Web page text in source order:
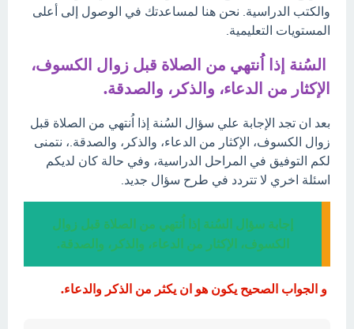
والكتب الدراسية. نحن هنا لمساعدتك في الوصول إلى أعلى
المستويات التعليمية.
السُنة إذا اُنتهي من الصلاة قبل زوال الكسوف،
الإكثار من الدعاء، والذكر، والصدقة.
بعد ان تجد الإجابة علي سؤال السُنة إذا اُنتهي من الصلاة قبل
زوال الكسوف، الإكثار من الدعاء، والذكر، والصدقة.، نتمنى
لكم التوفيق في المراحل الدراسية، وفي حالة كان لديكم
اسئلة اخري لا تتردد في طرح سؤال جديد.
إجابة سؤال السُنة إذا اُنتهي من الصلاة قبل زوال
الكسوف، الإكثار من الدعاء، والذكر، والصدقة.
و الجواب الصحيح يكون هو ان يكثر من الذكر والدعاء.